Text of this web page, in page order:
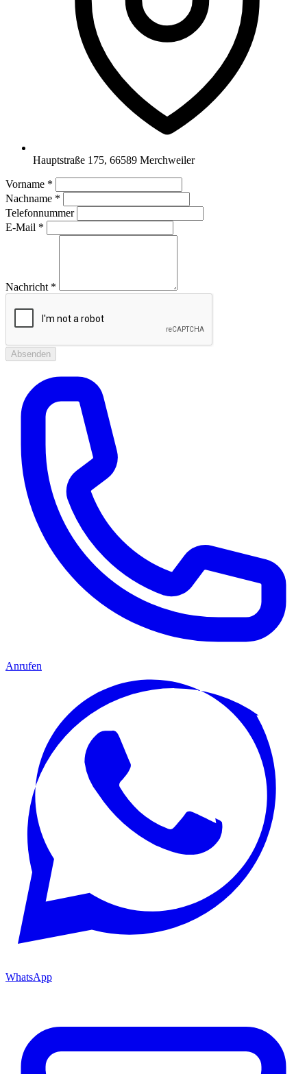
Hauptstraße 175, 66589 Merchweiler
Vorname *
Nachname *
Telefonnummer
E-Mail *
Nachricht *
Absenden
Anrufen
WhatsApp